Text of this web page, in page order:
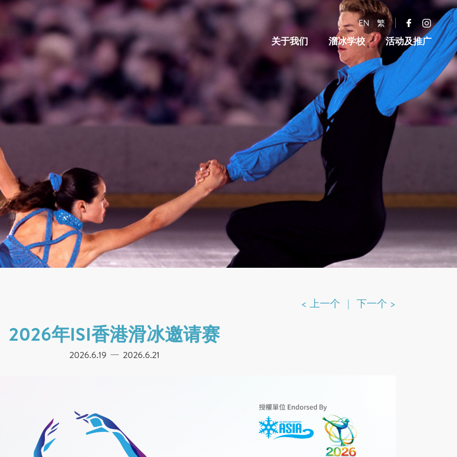
EN 繁
关于我们 溜冰学校 活动及推广
< 上一个 | 下一个 >
2026年ISI香港滑冰邀请赛
2026.6.19 2026.6.21